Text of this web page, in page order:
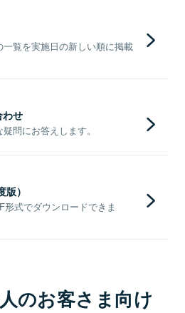
覧を実施日の新しい順に掲載
わせ
問にお答えします。
）
式でダウンロードできま
のお客さま向け